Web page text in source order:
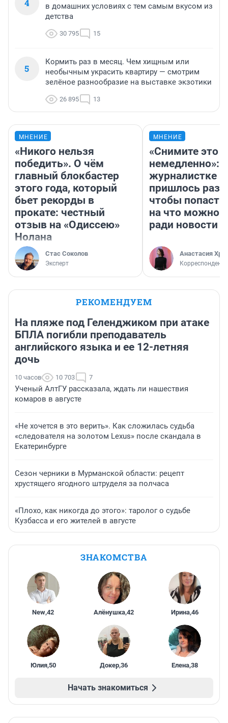
4
в домашних условиях с тем самым вкусом из
детства
30 795 15
5
Кормить раз в месяц. Чем хищным или
необычным украсить квартиру — смотрим
зелёное разнообразие на выставке экзотики
26 895 13
МНЕНИЕ
«Никого нельзя
победить». О чём
главный блокбастер
этого года, который
бьет рекорды в
прокате: честный
отзыв на «Одиссею»
Нолана
Стас Соколов
Эксперт
МНЕНИЕ
«Снимите это
немедленно»:
журналистке
пришлось
чтобы попасть
на что можно
ради новости
Анастасия
Корреспондент
РЕКОМЕНДУЕМ
На пляже под Геленджиком при атаке
БПЛА погибли преподаватель
английского языка и ее 12-летняя
дочь
10 часов 10 703 7
Ученый АлтГУ рассказала, ждать ли нашествия
комаров в августе
«Не хочется в это верить». Как сложилась судьба
«следователя на золотом Lexus» после скандала в
Екатеринбурге
Сезон черники в Мурманской области: рецепт
хрустящего ягодного штруделя за полчаса
«Плохо, как никогда до этого»: таролог о судьбе
Кузбасса и его жителей в августе
ЗНАКОМСТВА
New,42 Алёнушка,42 Ирина,46
Юлия,50 Докер,36 Елена,38
Начать знакомиться